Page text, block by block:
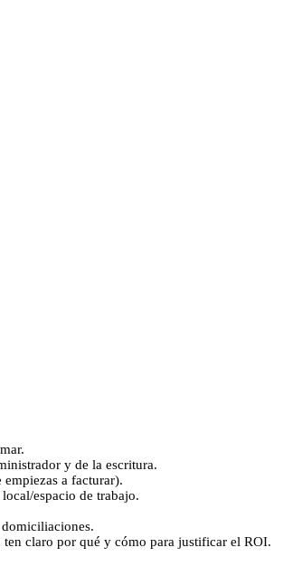
y de la escritura.
a facturar).
espacio de trabajo.
ten claro por qué y cómo para justificar el ROI.